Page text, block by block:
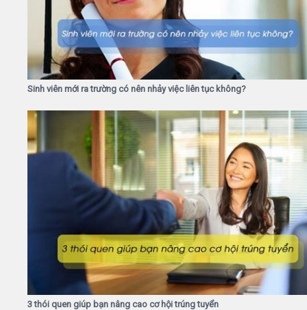
Sinh viên mới ra trường có nên nhảy việc liên tục không?
3 thói quen giúp bạn nâng cao cơ hội trúng tuyển